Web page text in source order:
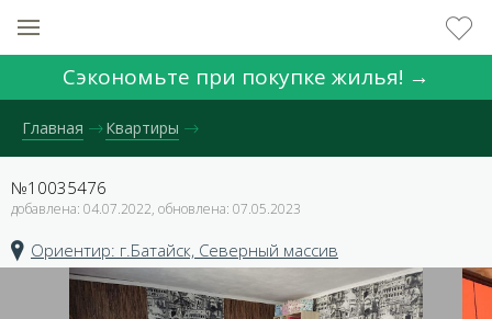
Сэкономьте при покупке жилья! →
Главная Квартиры
№10035476
добавлена: 04.07.2022, обновлена: 07.05.2023
Ориентир: г.Батайск, Северный массив